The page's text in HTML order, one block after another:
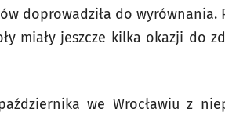
doprowadziła do wyrównania.
miały jeszcze kilka okazji do
we Wrocławiu z